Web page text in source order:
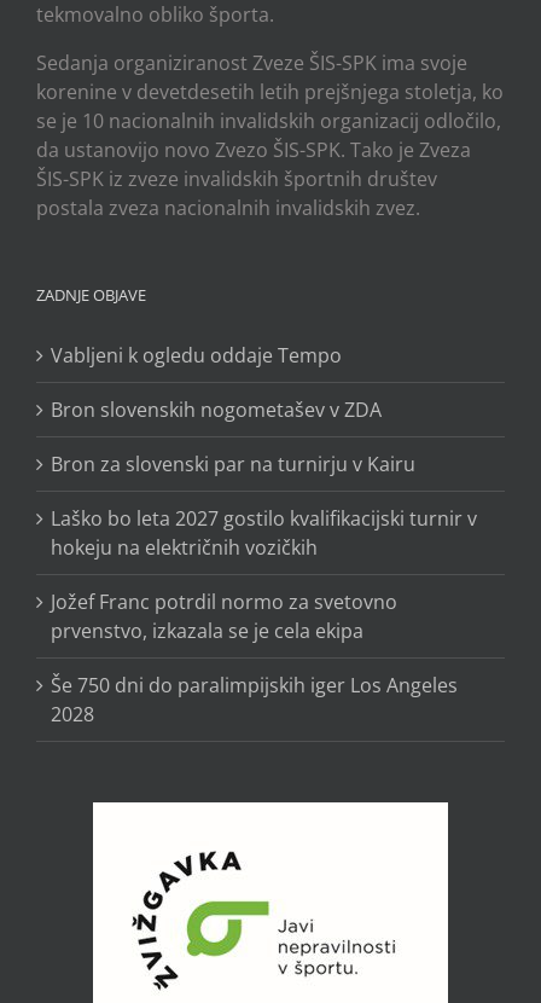
tekmovalno obliko športa.
Sedanja organiziranost Zveze ŠIS-SPK ima svoje
korenine v devetdesetih letih prejšnjega stoletja, ko
se je 10 nacionalnih invalidskih organizacij odločilo,
da ustanovijo novo Zvezo ŠIS-SPK. Tako je Zveza
ŠIS-SPK iz zveze invalidskih športnih društev
postala zveza nacionalnih invalidskih zvez.
ZADNJE OBJAVE
Vabljeni k ogledu oddaje Tempo
Bron slovenskih nogometašev v ZDA
Bron za slovenski par na turnirju v Kairu
Laško bo leta 2027 gostilo kvalifikacijski turnir v
hokeju na električnih vozičkih
Jožef Franc potrdil normo za svetovno
prvenstvo, izkazala se je cela ekipa
Še 750 dni do paralimpijskih iger Los Angeles
2028